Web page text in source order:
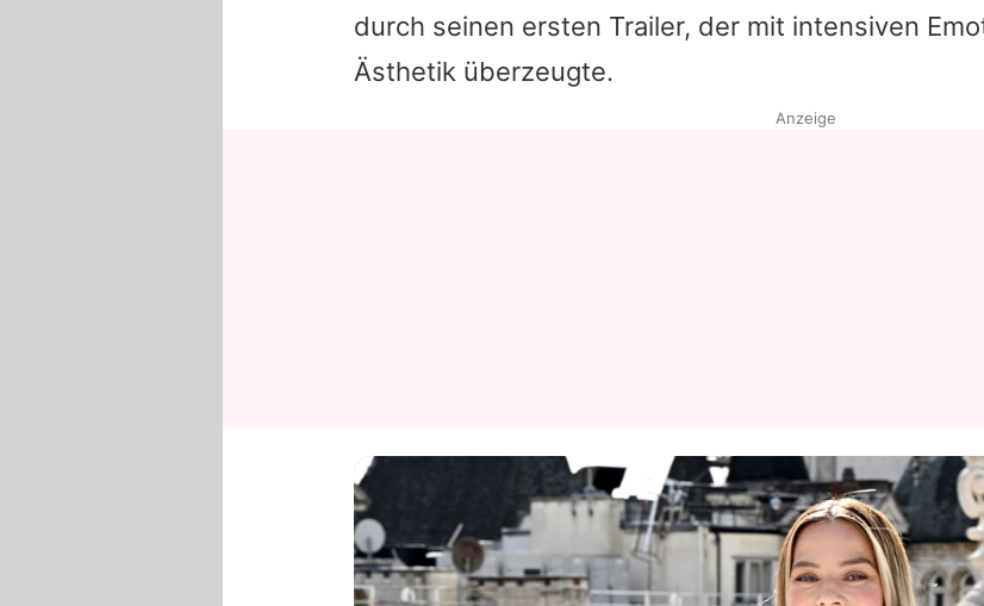
durch seinen ersten Trailer, der mit intensiven
Ästhetik überzeugte.
Anzeige